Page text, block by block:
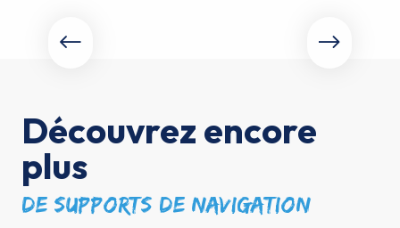
Découvrez encore
plus
de supports de navigation